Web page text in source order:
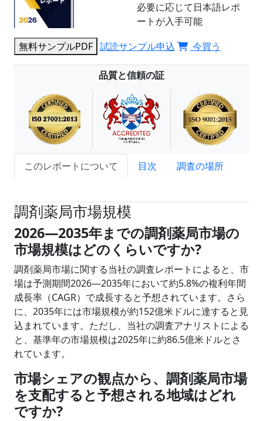
必要に応じて日本語レポ
ートが入手可能
無料サンプルPDF 試読サンプル申込 今買う
品質と信頼の証
このレポートについて 目次
調査の場所
調剤薬局市場規模
2026―2035年までの調剤薬局市場の
市場規模はどのくらいですか?
調剤薬局市場に関する当社の調査レポートによると、市
場は予測期間2026―2035年において約5.8%の複利年間
成長率（CAGR）で成長すると予想されています。さら
に、2035年には市場規模が約152億米ドルに達すると見
込まれています。ただし、当社の調査アナリストによる
と、基準年の市場規模は2025年に約86.5億米ドルとさ
れています。
市場シェアの観点から、調剤薬局市場
を支配すると予想される地域はどれ
ですか?